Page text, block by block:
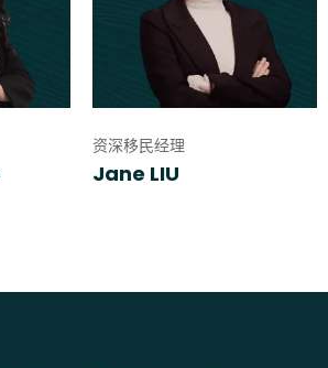
资深移民经理
Jane LIU